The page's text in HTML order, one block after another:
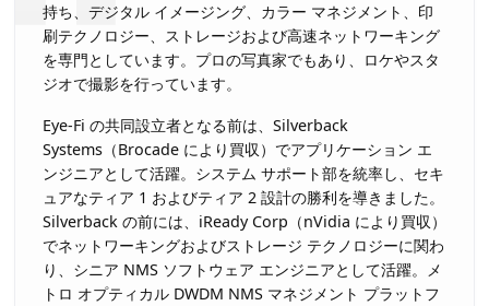
持ち、デジタル イメージング、カラー マネジメント、印
刷テクノロジー、ストレージおよび高速ネットワーキング
を専門としています。プロの写真家でもあり、ロケやスタ
ジオで撮影を行っています。
Eye-Fi の共同設立者となる前は、Silverback
Systems（Brocade により買収）でアプリケーション エ
ンジニアとして活躍。システム サポート部を統率し、セキ
ュアなティア 1 およびティア 2 設計の勝利を導きました。
Silverback の前には、iReady Corp（nVidia により買収）
でネットワーキングおよびストレージ テクノロジーに関わ
り、シニア NMS ソフトウェア エンジニアとして活躍。メ
トロ オプティカル DWDM NMS マネジメント プラットフ